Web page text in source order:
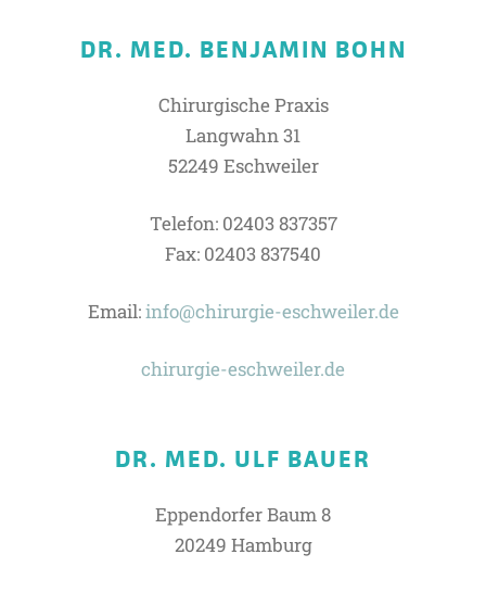
DR. MED. BENJAMIN BOHN
Chirurgische Praxis
Langwahn 31
52249 Eschweiler
Telefon: 02403 837357
Fax: 02403 837540
Email:info@chirurgie-eschweiler.de
chirurgie-eschweiler.de
DR. MED. ULF BAUER
Eppendorfer Baum 8
20249 Hamburg